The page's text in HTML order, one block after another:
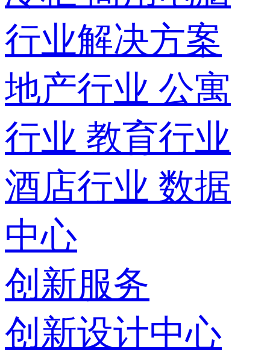
行业解决方案
地产行业 公寓
行业 教育行业
酒店行业 数据
中心
创新服务
创新设计中心